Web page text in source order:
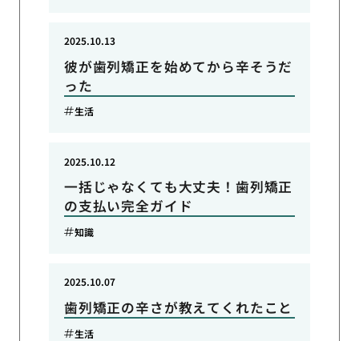
彼が歯列矯正を始めてから辛そうだ
った
2025.10.13
生活
一括じゃなくても大丈夫！歯列矯正
の支払い完全ガイド
2025.10.12
知識
歯列矯正の辛さが教えてくれたこと
2025.10.07
生活